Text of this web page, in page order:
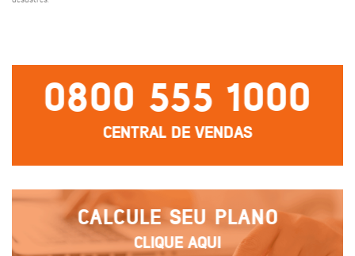
0800 555 1000
CENTRAL DE VENDAS
CALCULE SEU PLANO
CLIQUE AQUI